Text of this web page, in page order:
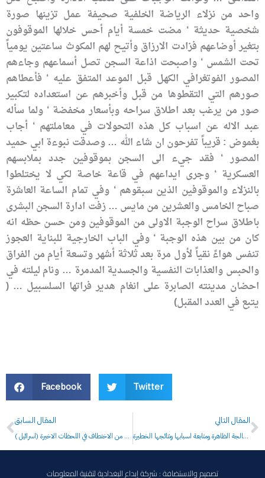
واحد من نزلاء الرياضة الخلفية صحيفة عمل تزينها صورة
شخصية حديثة ‘ مضت خمسة أيام أحس خلالها الموقوفون
بتغير أوضاعهم فزادت الارزاق وأتيح لهم المكوث ساعتين يومياً
تحت الشمس ‘ واصبحت اذاعة السجن تصل أسماعهم وجاءهم
المصور الفوتغرافي الكهل قبل الموعد المتفق عليه ‘ فأعطاهم
صورهم التي التقطوها من قبل وأخبرهم عن استعداده لتكبير
صور من يرغب بعد اطلاق سراحه وبأسعار مخفضة ‘ ولما سأله
عبد الاله عن اسباب كل هذه التحولات في معاملتهم ‘ أجاب
بغموض : قريباً تفرحون ان شاء الله … وصدقت نبوءة ابي حميد
المصور ‘ فقد جيء الى السجن بموقوفين جدد بملابسهم
العسكرية ‘ وجرى ايداعهم في قاعة خاصة لكي لا يختلطوا
بالنزلاء والموقوفين الذين سبقوهم ‘ وفي تمام الساعة العاشرة
صباح الخامس والعشرين من مايس … زفت ادارة السجن البشرى
باطلاق سراح الوجبة الاولى من الموقوفين ومن حسن حظه انه
كان من بين هذه الوجبة ‘ وفي الباب الخارجية للبناية العجوز
تنفس هواءً نقياً لأول مرة بعد ثلاثة أشهر وتسعة أيام من الفراق
والحبس والعذابات النفسية والجسدية المدمرة … ونام ليلته في
احضان مدينته الصابرة على انغام هدير فراتها السلسبيل … (
يتبع في العدد المقبل)
Facebook Twitter
Prev
المقال السابق
( اسرائيل) تختطف وزيرا في عهد البكر وتطلق سراحه باليوم نفسه ح3 كيف نجا جورج حبش من الاختطاف في اللحظات الاخيرة
المقال التالي
عمالة الاطفال ظاهرة تتفشى بسبب الفقر والجوع والعصابات المنظمة الحكومة تخفق في معالجة الظاهرة ومتابعة اسبابها ونتائجها الخطيرة
تصميم والاستضافة : شركة إبداع البغدادية لتقنية المعلومات